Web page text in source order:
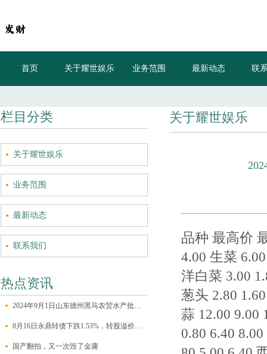
首页 关于耀世娱乐 业务范围 最新动态 联
栏目分类
关于耀世娱乐
业务范围
最新动态
联系我们
热点资讯
2024年9月1日山东德州黑马农贸水产批发市场价格行情
8月16日永鼎转债下跌1.53%，转股溢价率7.33%
国产翻拍，又一次毁了金庸
关于耀世娱乐
品种 最高价
4.00 生菜
洋白菜 3.00
葱头 2.80
蒜 12.00 9.00
0.80 6.40